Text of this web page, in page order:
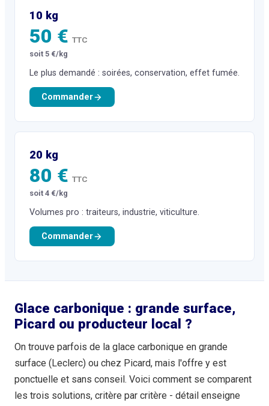
10 kg
50 € TTC
soit 5 €/kg
Le plus demandé : soirées, conservation, effet fumée.
Commander
20 kg
80 € TTC
soit 4 €/kg
Volumes pro : traiteurs, industrie, viticulture.
Commander
Glace carbonique : grande surface,
Picard ou producteur local ?
On trouve parfois de la glace carbonique en grande
surface (Leclerc) ou chez Picard, mais l'offre y est
ponctuelle et sans conseil. Voici comment se comparent
les trois solutions, critère par critère - détail enseigne